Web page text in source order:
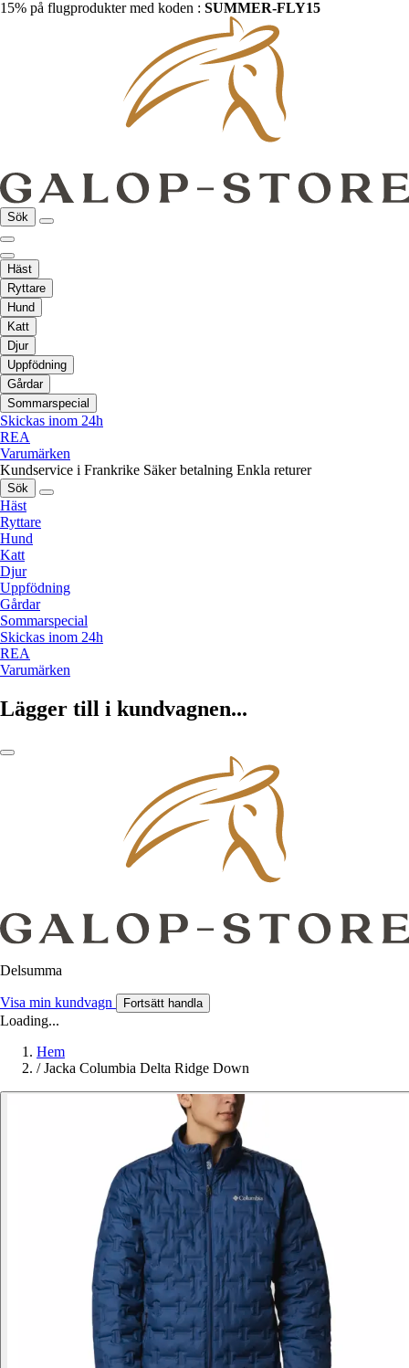
15% på flugprodukter med koden : SUMMER-FLY15
Sök
Häst
Ryttare
Hund
Katt
Djur
Uppfödning
Gårdar
Sommarspecial
Skickas inom 24h
REA
Varumärken
Kundservice i Frankrike Säker betalning Enkla returer
Sök
Häst
Ryttare
Hund
Katt
Djur
Uppfödning
Gårdar
Sommarspecial
Skickas inom 24h
REA
Varumärken
Lägger till i kundvagnen...
Delsumma
Visa min kundvagn Fortsätt handla
Loading...
Hem
/ Jacka Columbia Delta Ridge Down